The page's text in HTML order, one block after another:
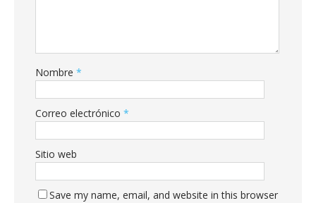
Nombre *
Correo electrónico *
Sitio web
Save my name, email, and website in this browser